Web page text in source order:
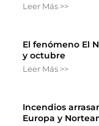
Leer Más >>
El fenómeno El
y octubre
Leer Más >>
Incendios
Europa y